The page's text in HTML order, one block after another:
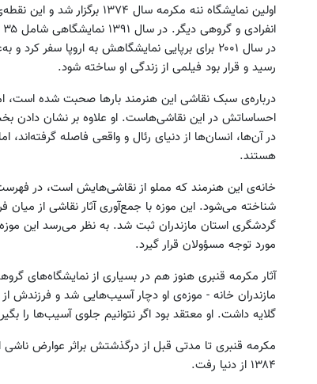
اولین نمایشگاه ننه مکرمه
در سال ۲۰۰۱ برای برپایی نمایشگاهش به اروپا
رسید و قرار بود فیلمی از زندگی او ساخته شود.
درباره‌ی سبک نقاشی این هنرمند بارها صحبت شده است،
احساساتش در این نقاشی‌هاست. او علاوه‌ بر نشان دادن
در آن‌ها، انسان‌ها از دنیای رئال و واقعی فاصله
هستند.
خانه‌ی این هنرمند که مملو از نقاشی‌هایش است، در
شناخته می‌شود. این موزه با جمع‌آوری آثار نقاشی از میان
گردشگری استان مازندران ثبت شد. به نظر می‌رسد این
مورد توجه مسؤولان قرار گیرد.
آثار مکرمه قنبری هنوز هم در بسیاری از نمایشگاه‌های
مازندران خانه - موزه‌ی او دچار آسیب‌هایی شد و فرزندش
گلایه داشت. او معتقد بود اگر نتوانیم جلوی آسیب‌ها را
مکرمه قنبری تا مدتی قبل از درگذشتش براثر عوارض
۱۳۸۴ از دنیا رفت.